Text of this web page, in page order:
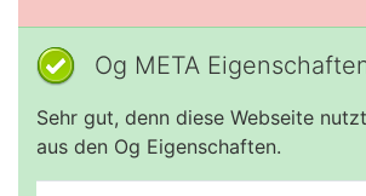
Og META
Sehr gut, denn diese Webseite
aus den Og Eigenschaften.